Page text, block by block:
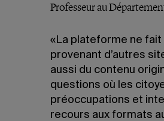
Professeur au
«La plateforme ne
provenant d’autres
aussi du contenu
questions où les
préoccupations et
recours aux formats